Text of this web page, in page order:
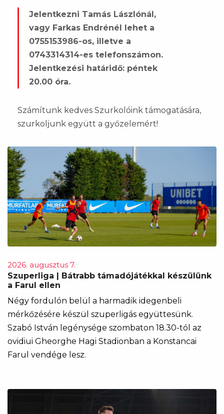
Jelentkezni Tamás Lászlónál,
vagy Farkas Endrénél lehet a
0755153986-os, illetve a
0743314314-es telefonszámon.
Jelentkezési határidő: péntek
20.00 óra.
Számítunk kedves Szurkolóink támogatására,
szurkoljunk együtt a győzelemért!
2026. augusztus 7.
Szuperliga | Bátrabb támadójátékkal készülünk
a Farul ellen
Négy fordulón belül a harmadik idegenbeli
mérkőzésére készül szuperligás együttesünk.
Szabó István legénysége szombaton 18.30-tól az
ovidiui Gheorghe Hagi Stadionban a Konstancai
Farul vendége lesz.